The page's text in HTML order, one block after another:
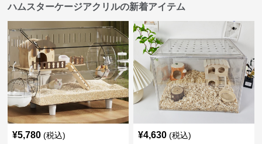
ハムスターケージアクリルの新着アイテム
¥5,780 (税込) ¥4,630 (税込)